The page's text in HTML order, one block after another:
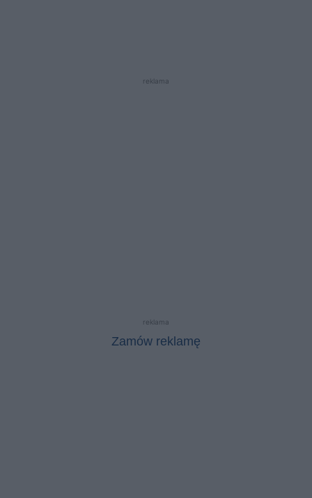
reklama
reklama
Zamów reklamę